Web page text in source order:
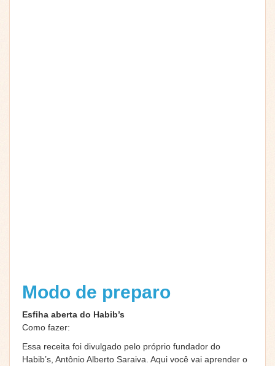
Modo de preparo
Esfiha aberta do Habib’s
Como fazer:
Essa receita foi divulgado pelo próprio fundador do
Habib’s, Antônio Alberto Saraiva. Aqui você vai aprender o